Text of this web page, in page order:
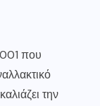
που
την